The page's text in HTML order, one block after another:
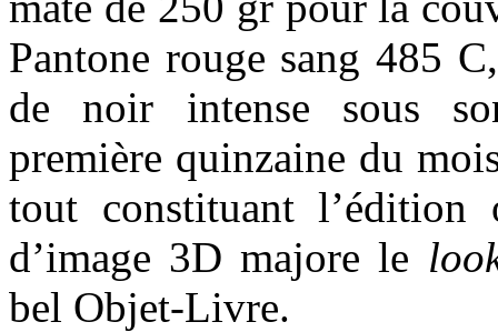
Pantone rouge sang 485
de noir intense sous
première quinzaine du
tout constituant l’édition
d’image 3D majore le
bel Objet-Livre.